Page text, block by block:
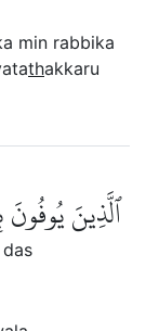
min rabbika
thakkaru
ٱلَّذِينَ